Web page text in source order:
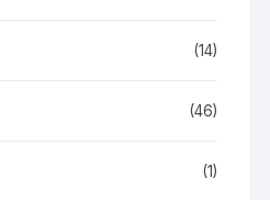
(14)
(46)
(1)